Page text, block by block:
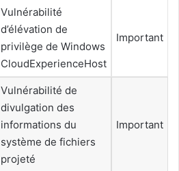
Vulnérabilité
d’élévation de
privilège de Windows
CloudExperienceHost
Important
Vulnérabilité de
divulgation des
informations du
système de fichiers
projeté
Important